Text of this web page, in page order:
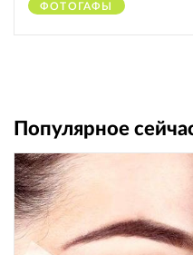
ФОТОГАФЫ
Популярное